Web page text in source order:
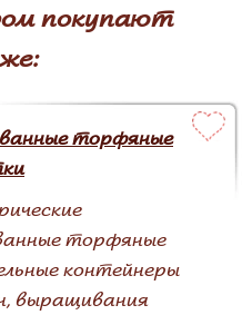
покупают
торфяные
торфяные
контейнеры
выращивания